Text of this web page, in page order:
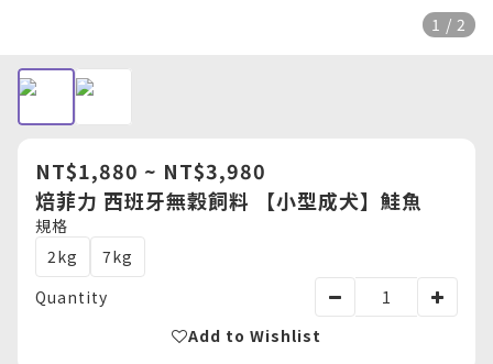
1 / 2
NT$1,880 ~ NT$3,980
焙菲力 西班牙無穀飼料 【小型成犬】鮭魚
規格
2kg
7kg
Quantity
Add to Wishlist